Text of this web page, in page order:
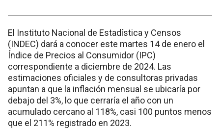
El Instituto Nacional de Estadística y Censos
(INDEC) dará a conocer este martes 14 de enero el
Índice de Precios al Consumidor (IPC)
correspondiente a diciembre de 2024. Las
estimaciones oficiales y de consultoras privadas
apuntan a que la inflación mensual se ubicaría por
debajo del 3%, lo que cerraría el año con un
acumulado cercano al 118%, casi 100 puntos menos
que el 211% registrado en 2023.